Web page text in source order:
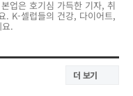
업은 호기심 가득한 기자, 취
. K-셀럽들의 건강, 다이어트,
.
더 보기